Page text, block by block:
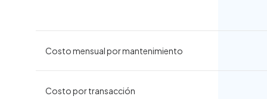
Costo mensual por mantenimiento
Costo por transacción